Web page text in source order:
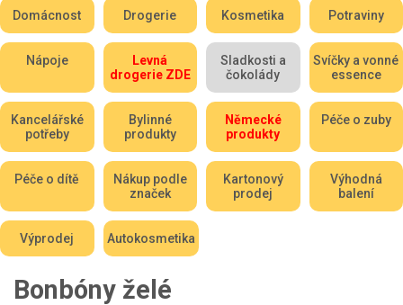
Domácnost Drogerie Kosmetika Potraviny
Nápoje
Levná
drogerie ZDE
Sladkosti a
čokolády
Svíčky a vonné
essence
Kancelářské
potřeby
Bylinné
produkty
Německé
produkty
Péče o zuby
Péče o dítě
Nákup podle
značek
Kartonový
prodej
Výhodná
balení
Výprodej Autokosmetika
Bonbóny želé